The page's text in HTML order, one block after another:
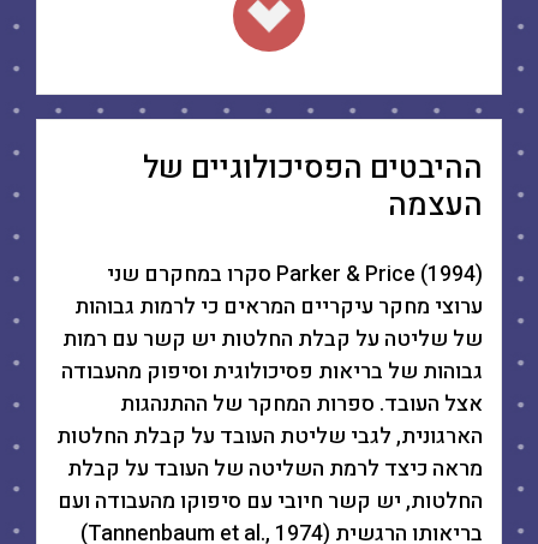
ההיבטים הפסיכולוגיים של
העצמה
Parker & Price (1994) סקרו במחקרם שני
ערוצי מחקר עיקריים המראים כי לרמות גבוהות
של שליטה על קבלת החלטות יש קשר עם רמות
גבוהות של בריאות פסיכולוגית וסיפוק מהעבודה
אצל העובד. ספרות המחקר של ההתנהגות
הארגונית, לגבי שליטת העובד על קבלת החלטות
מראה כיצד לרמת השליטה של העובד על קבלת
החלטות, יש קשר חיובי עם סיפוקו מהעבודה ועם
בריאותו הרגשית (Tannenbaum et al., 1974)